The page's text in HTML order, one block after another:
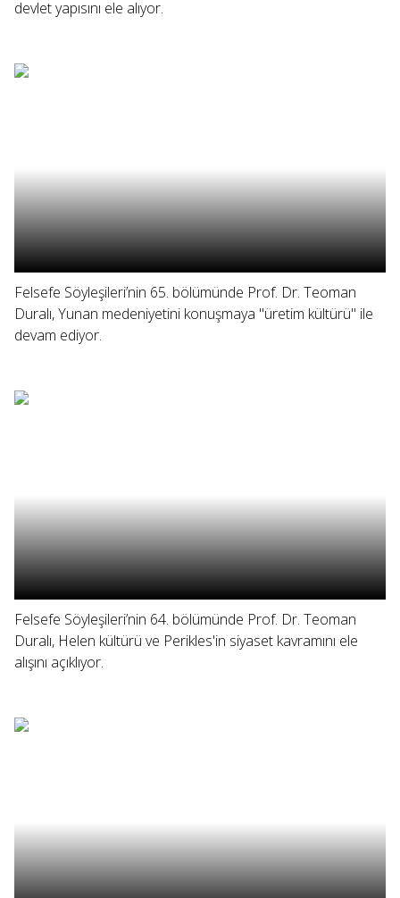
devlet yapısını ele alıyor.
Felsefe Söyleşileri’nin 65. bölümünde Prof. Dr. Teoman
Duralı, Yunan medeniyetini konuşmaya "üretim kültürü" ile
devam ediyor.
Felsefe Söyleşileri’nin 64. bölümünde Prof. Dr. Teoman
Duralı, Helen kültürü ve Perikles'in siyaset kavramını ele
alışını açıklıyor.